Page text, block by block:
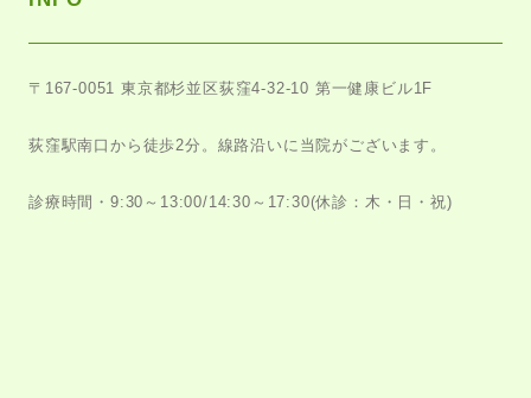
〒167-0051 東京都杉並区荻窪4-32-10 第一健康ビル1F
荻窪駅南口から徒歩2分。 線路沿いに当院がございます。
診療時間・9:30～13:00/14:30～17:30(休診：木・日・祝)